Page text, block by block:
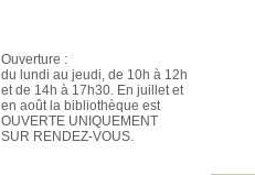
Ouverture :
du lundi au jeudi, de 10h à 12h
et de 14h à 17h30. En juillet et
en août la bibliothèque est
OUVERTE UNIQUEMENT
SUR RENDEZ-VOUS.